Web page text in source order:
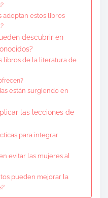
adoptan estos libros
descubrir en
libros de la literatura de
están surgiendo en
las lecciones de
para integrar
evitar las mujeres al
pueden mejorar la